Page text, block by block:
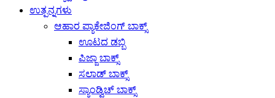
ಉತ್ಪನ್ನಗಳು
ಆಹಾರ ಪ್ಯಾಕೇಜಿಂಗ್ ಬಾಕ್ಸ್
ಊಟದ ಡಬ್ಬಿ
ಪಿಜ್ಜಾ ಬಾಕ್ಸ್
ಸಲಾಡ್ ಬಾಕ್ಸ್
ಸ್ಯಾಂಡ್ವಿಚ್ ಬಾಕ್ಸ್